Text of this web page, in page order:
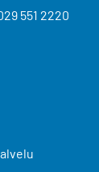
551 2220